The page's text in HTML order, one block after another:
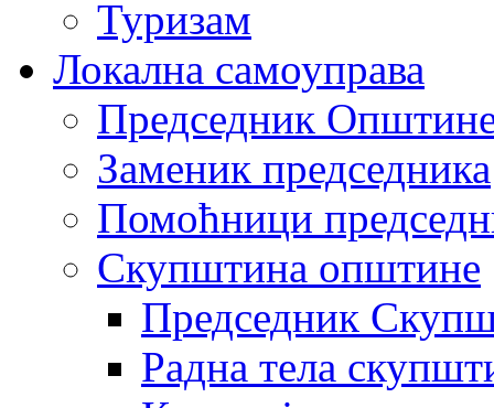
Туризам
Локална самоуправа
Председник
Заменик председника
Помоћници
Скупштина општине
Председник
Радна тела